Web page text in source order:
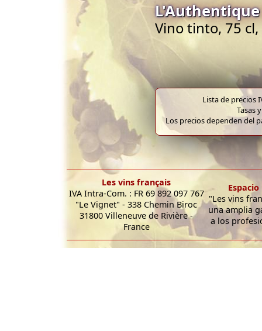
L'Authentique
Vino tinto, 75 cl,
Lista de precios
Tasas
Los precios dependen del
Les vins français
IVA Intra-Com. : FR 69 892 097 767
"Le Vignet" - 338 Chemin Biroc
31800 Villeneuve de Rivière -
France
"Les vins
una amplia
a los